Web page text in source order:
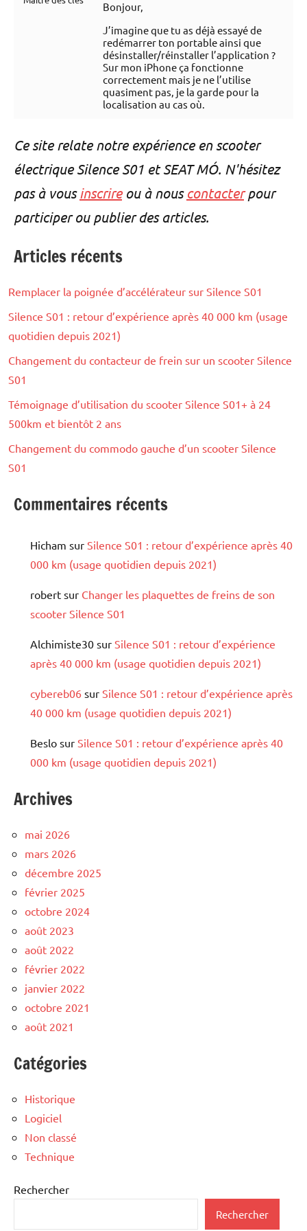
Bonjour,
J’imagine que tu as déjà essayé de
redémarrer ton portable ainsi que
désinstaller/réinstaller l’application ?
Sur mon iPhone ça fonctionne
correctement mais je ne l’utilise
quasiment pas, je la garde pour la
localisation au cas où.
Ce site relate notre expérience en scooter
électrique Silence S01 et SEAT MÓ. N'hésitez
pas à vousinscrireou à nous contacterpour
participer ou publier des articles.
Articles récents
Remplacer la poignée d’accélérateur sur Silence S01
Silence S01 : retour d’expérience après 40 000 km (usage
quotidien depuis 2021)
Changement du contacteur de frein sur un scooter Silence
S01
Témoignage d’utilisation du scooter Silence S01+ à 24
500km et bientôt 2 ans
Changement du commodo gauche d’un scooter Silence
S01
Commentaires récents
Hicham sur Silence S01 : retour d’expérience après 40
000 km (usage quotidien depuis 2021)
robert sur Changer les plaquettes de freins de son
scooter Silence S01
Alchimiste30 sur Silence S01 : retour d’expérience
après 40 000 km (usage quotidien depuis 2021)
cybereb06 sur Silence S01 : retour d’expérience après
40 000 km (usage quotidien depuis 2021)
Beslo sur Silence S01 : retour d’expérience après 40
000 km (usage quotidien depuis 2021)
Archives
mai 2026
mars 2026
décembre 2025
février 2025
octobre 2024
août 2023
août 2022
février 2022
janvier 2022
octobre 2021
août 2021
Catégories
Historique
Logiciel
Non classé
Technique
Rechercher
Rechercher